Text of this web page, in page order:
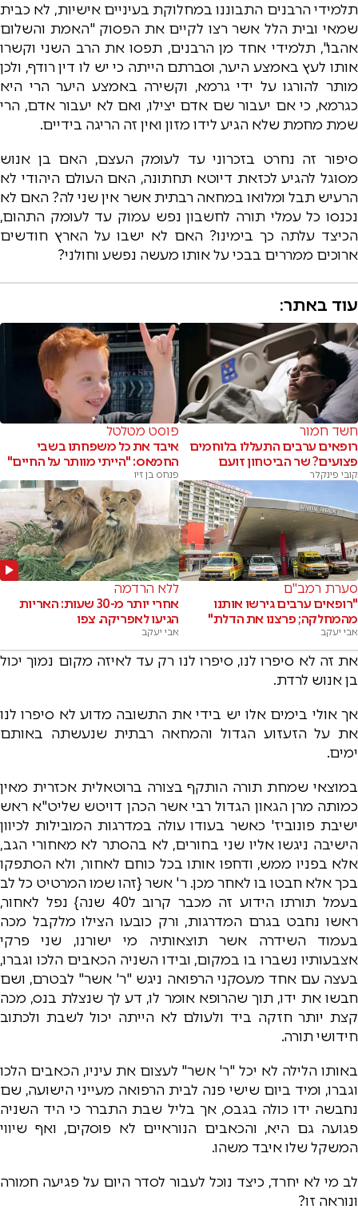
תלמידי הרבנים התבוננו במחלוקת בעיניים אישיות, לא כבית
שמאי ובית הלל אשר רצו לקיים את הפסוק "האמת והשלום
אהבו", תלמידי אחד מן הרבנים, תפסו את הרב השני וקשרו
אותו לעץ באמצע היער, וסברתם הייתה כי יש לו דין רודף, ולכן
מותר להורגו על ידי גרמא, וקשירה באמצע היער הרי היא
כגרמא, כי אם יעבור שם אדם יצילו, ואם לא יעבור אדם, הרי
שמת מחמת שלא הגיע לידו מזון ואין זה הריגה בידיים.
סיפור זה נחרט בזכרוני עד לעומק העצם, האם בן אנוש
מסוגל להגיע לכזאת דיוטא תחתונה, האם העולם היהודי לא
הרעיש תבל ומלואו במחאה רבתית אשר אין שני לה? האם לא
נכנסו כל עמלי תורה לחשבון נפש עמוק עד לעומק התהום,
הכיצד עלתה כך בימינו? האם לא ישבו על הארץ חודשים
ארוכים ממררים בבכי על אותו מעשה נפשע וחולני?
עוד באתר:
חשד חמור
רופאים ערבים התעללו בלוחמים
פצועים? שר הביטחון זועם
קובי פינקלר
פוסט מטלטל
איבד את כל משפחתו בשבי
החמאס: "הייתי מוותר על החיים"
פנחס בן זיו
סערת רמב"ם
"רופאים ערבים גירשו אותנו
מהמחלקה; פרצנו את הדלת"
אבי יעקב
ללא הרדמה
אחרי יותר מ-30 שעות: האריות
הגיעו לאפריקה. צפו
אבי יעקב
את זה לא סיפרו לנו, סיפרו לנו רק עד לאיזה מקום נמוך יכול
בן אנוש לרדת.
אך אולי בימים אלו יש בידי את התשובה מדוע לא סיפרו לנו
את על הזעזוע הגדול והמחאה רבתית שנעשתה באותם
ימים.
במוצאי שמחת תורה הותקף בצורה ברוטאלית אכזרית מאין
כמותה מרן הגאון הגדול רבי אשר הכהן דויטש שליט"א ראש
ישיבת פונוביז' כאשר בעודו עולה במדרגות המובילות לכיוון
הישיבה ניגשו אליו שני בחורים, לא בהסתר לא מאחורי הגב,
אלא בפניו ממש, ודחפו אותו בכל כוחם לאחור, ולא הסתפקו
בכך אלא חבטו בו לאחר מכן. ר' אשר {זהו שמו המרטיט כל לב
בעמל תורתו הידוע זה מכבר קרוב ל40 שנה} נפל לאחור,
ראשו נחבט בגרם המדרגות, ורק כובעו הצילו מלקבל מכה
בעמוד השידרה אשר תוצאותיה מי ישורנו, שני פרקי
אצבעותיו נשברו בו במקום, ובידו השניה הכאבים הלכו וגברו,
בעצה עם אחד מעסקני הרפואה ניגש "ר' אשר" לבטרם, ושם
חבשו את ידו, תוך שהרופא אומר לו, דע לך שנצלת בנס, מכה
קצת יותר חזקה ביד ולעולם לא הייתה יכול לשבת ולכתוב
חידושי תורה.
באותו הלילה לא יכל "ר' אשר" לעצום את עיניו, הכאבים הלכו
וגברו, ומיד ביום שישי פנה לבית הרפואה מעייני הישועה, שם
נחבשה ידו כולה בגבס, אך בליל שבת התברר כי היד השניה
פגועה גם היא, והכאבים הנוראיים לא פוסקים, ואף שיווי
המשקל שלו איבד משהו.
לב מי לא יחרד, כיצד נוכל לעבור לסדר היום על פגיעה חמורה
ונוראה זו?